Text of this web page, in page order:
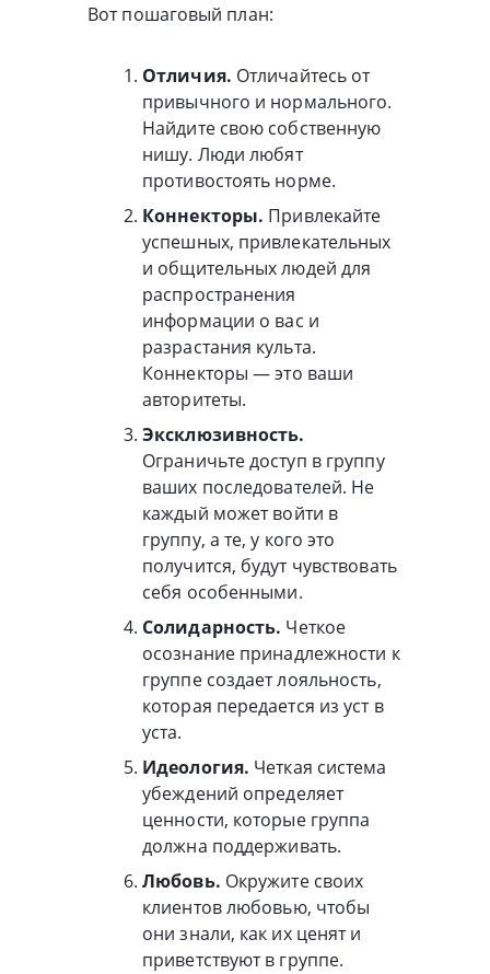
Вот пошаговый план:
Отличия. Отличайтесь от
привычного и нормального.
Найдите свою собственную
нишу. Люди любят
противостоять норме.
Коннекторы. Привлекайте
успешных, привлекательных
и общительных людей для
распространения
информации о вас и
разрастания культа.
Коннекторы — это ваши
авторитеты.
Эксклюзивность.
Ограничьте доступ в группу
ваших последователей. Не
каждый может войти в
группу, а те, у кого это
получится, будут чувствовать
себя особенными.
Солидарность. Четкое
осознание принадлежности к
группе создает лояльность,
которая передается из уст в
уста.
Идеология. Четкая система
убеждений определяет
ценности, которые группа
должна поддерживать.
Любовь. Окружите своих
клиентов любовью, чтобы
они знали, как их ценят и
приветствуют в группе.